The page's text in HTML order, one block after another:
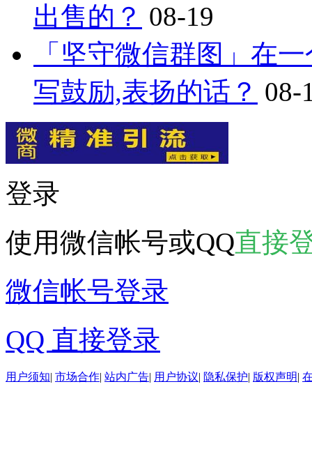
出售的？ 08-19
「坚守微信群图」在
写鼓励,表扬的话？ 08-
登录
使用微信帐号或QQ直接
微信帐号登录
QQ 直接登录
用户须知| 市场合作| 站内广告| 用户协议| 隐私保护| 版权声明|